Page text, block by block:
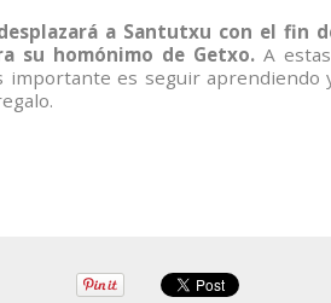
a Santutxu con el fin
su homónimo de Getxo. A
es seguir aprendiendo